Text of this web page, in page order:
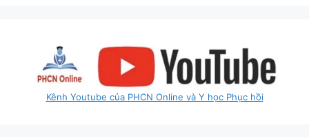
Kênh Youtube của PHCN Online và Y học Phục hồi